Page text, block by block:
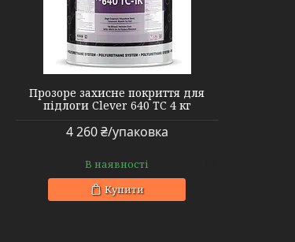
Прозоре захисне покриття для
підлоги Clever 640 TC 4 кг
4 260 ₴/упаковка
В наявності
Купити